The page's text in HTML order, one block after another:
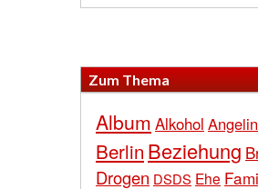
Zum Thema
Album Alkohol
Berlin Beziehung
Drogen DSDS Ehe